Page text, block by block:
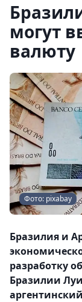
могут
валюту
Фото: pixabay
Бразилия и
разработку
Бразилии